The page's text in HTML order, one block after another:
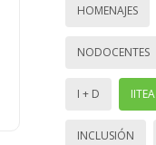
HOMENAJES
NODOCENTES
I + D IITEA
INCLUSIÓN